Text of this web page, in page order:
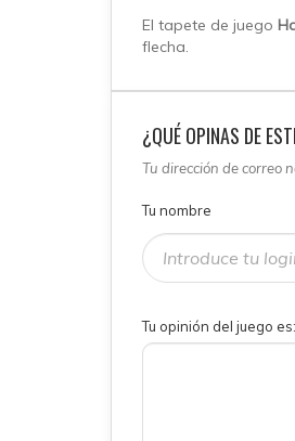
El tapete de juego
flecha.
¿QUÉ OPINAS DE
Tu dirección de correo
Tu nombre
Tu opinión del juego es: